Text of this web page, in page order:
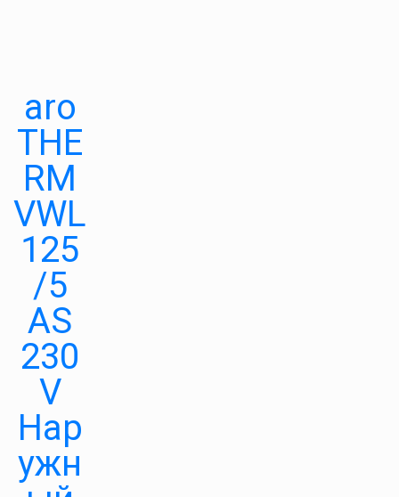
aro
THE
RM
VWL
125
/5
AS
230
V
Нар
ужн